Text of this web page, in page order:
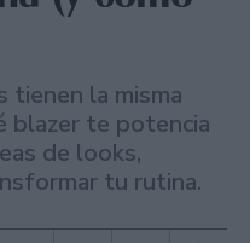
tienen la misma
blazer te potencia
de looks,
tu rutina.